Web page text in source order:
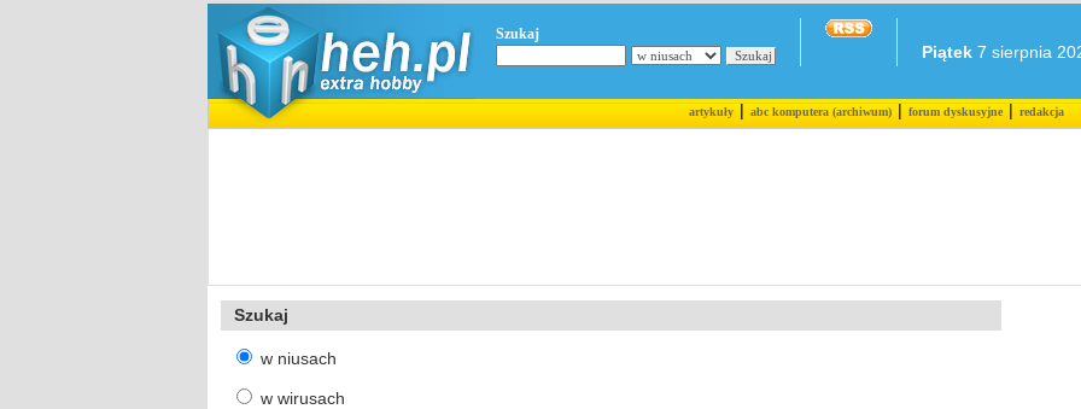
Szukaj
Piątek 7 sierpnia
artykuły|abc komputera (archiwum)|forum dyskusyjne|redakcja
Szukaj
w niusach
w wirusach